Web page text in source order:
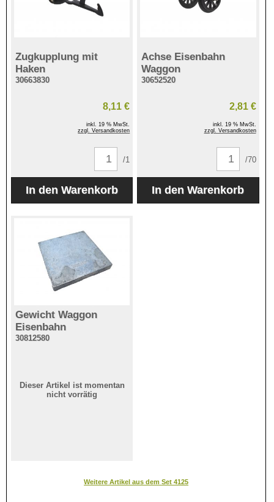
Zugkupplung mit
Haken
30663830
8,11 €
inkl. 19 % MwSt.
zzgl. Versandkosten
/1
Achse Eisenbahn
Waggon
30652520
2,81 €
inkl. 19 % MwSt.
zzgl. Versandkosten
/70
Gewicht Waggon
Eisenbahn
30812580
Dieser Artikel ist momentan
nicht vorrätig
Weitere Artikel aus dem Set 4125